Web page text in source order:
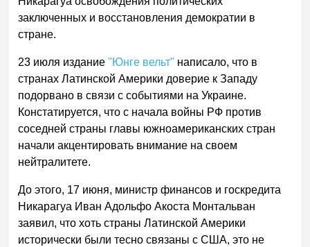
заключенных и восстановления демократии в
стране.
23 июля издание"Юнге вельт" написало, что в
странах Латинской Америки доверие к Западу
подорвано в связи с событиями на Украине.
Констатируется, что с начала войны РФ против
соседней страны главы южноамериканских стран
начали акцентировать внимание на своем
нейтралитете.
До этого, 17 июня, министр финансов и госкредита
Никарагуа Иван Адольфо Акоста Монтальван
заявил, что хоть страны Латинской Америки
исторически были тесно связаны с США, это не